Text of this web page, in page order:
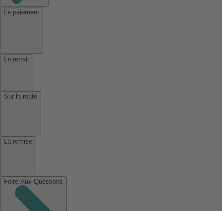
Le paiement
Le retrait
Sur la route
La remise
Foire Aux Questions